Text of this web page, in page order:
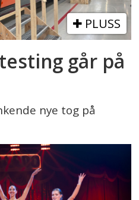
PLUSS
går på
nye tog på